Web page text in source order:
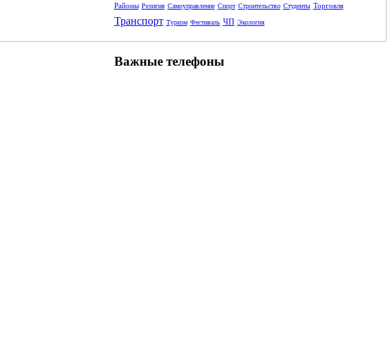
Районы Религия Самоуправление Спорт Строительство Студенты Торговля
Транспорт Туризм Фестиваль ЧП Экология
Важные телефоны